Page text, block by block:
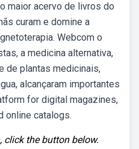
maior acervo de livros do
curam e domine a
Webcom o
a medicina alternativa,
de plantas medicinais,
alcançaram importantes
for digital magazines,
online catalogs.
click the button below.